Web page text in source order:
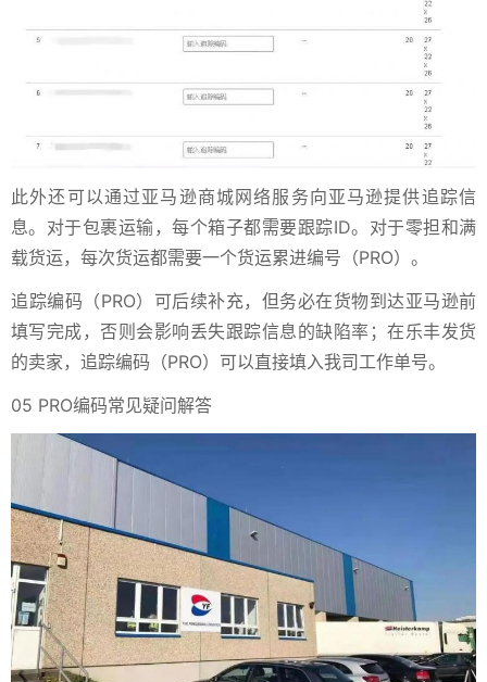
此外还可以通过亚马逊商城网络服务向亚马逊提供追踪信
息。对于包裹运输，每个箱子都需要跟踪ID。对于零担和满
载货运，每次货运都需要一个货运累进编号（PRO）。
追踪编码（PRO）可后续补充，但务必在货物到达亚马逊前
填写完成，否则会影响丢失跟踪信息的缺陷率；在乐丰发货
的卖家，追踪编码（PRO）可以直接填入我司工作单号。
05 PRO编码常见疑问解答